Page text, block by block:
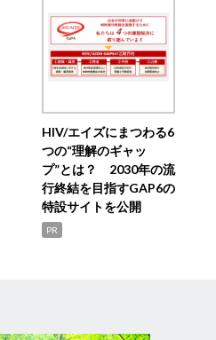
HIV/エイズにまつわる6
つの“理解のギャッ
プ”とは？ 2030年の流
行終結を目指すGAP6の
特設サイトを公開
PR